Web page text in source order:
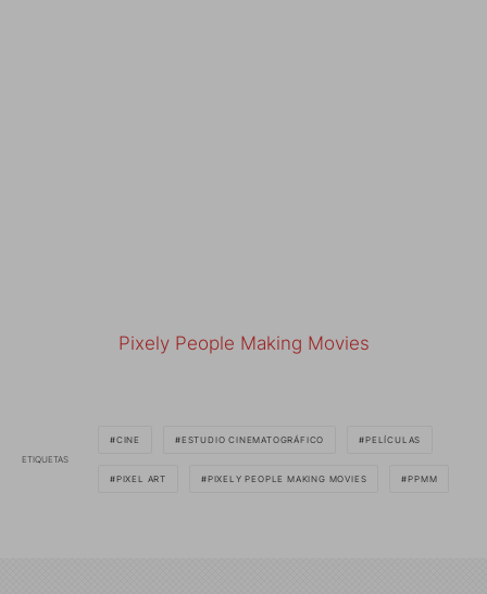
Pixely People Making Movies
ETIQUETAS
CINE ESTUDIO CINEMATOGRÁFICO PELÍCULAS
PIXEL ART PIXELY PEOPLE MAKING MOVIES PPMM